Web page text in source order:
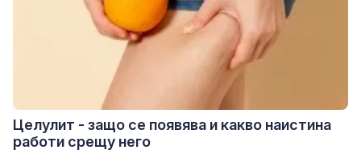
Целулит - защо се появява и какво наистина
работи срещу него